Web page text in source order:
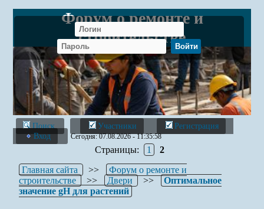
Форум о ремонте и
строительстве
Поиск Участники
Регистрация
Вход
Сегодня: 07.08.2026 - 11:35:58
Страницы: 1
2
Главная сайта
>>
Форум о ремонте и
строительстве
>> Двери >>
Оптимальное
значение gH для растений